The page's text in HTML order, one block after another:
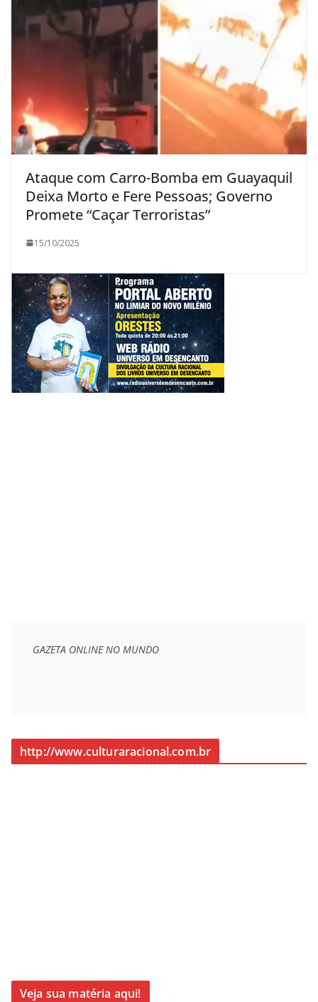
Ataque com Carro-Bomba em Guayaquil
Deixa Morto e Fere Pessoas; Governo
Promete “Caçar Terroristas”
15/10/2025
GAZETA ONLINE NO MUNDO
http://www.culturaracional.com.br
Veja sua matéria aqui!